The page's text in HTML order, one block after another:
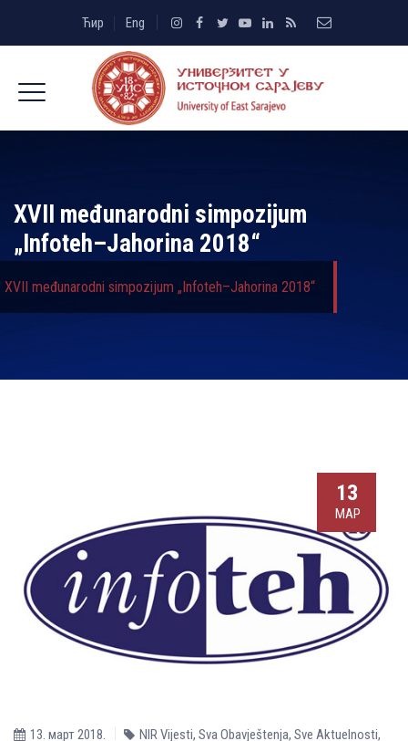
Ћир Eng
XVII međunarodni simpozijum
„Infoteh–Jahorina 2018“
XVII međunarodni simpozijum „Infoteh–Jahorina 2018“
13
МАР
13. март 2018. NIR Vijesti, Sva Obavještenja, Sve Aktuelnosti,